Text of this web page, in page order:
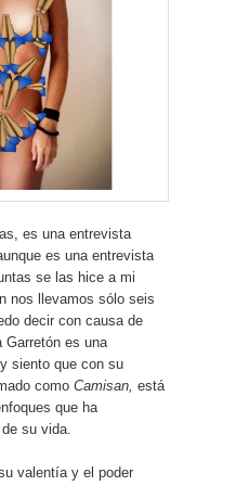
es una entrevista
es una entrevista
se las hice a mi
nos llevamos sólo seis
decir con causa de
Garretón es una
siento que con su
como Camisan, está
que ha
su vida.
valentía y el poder